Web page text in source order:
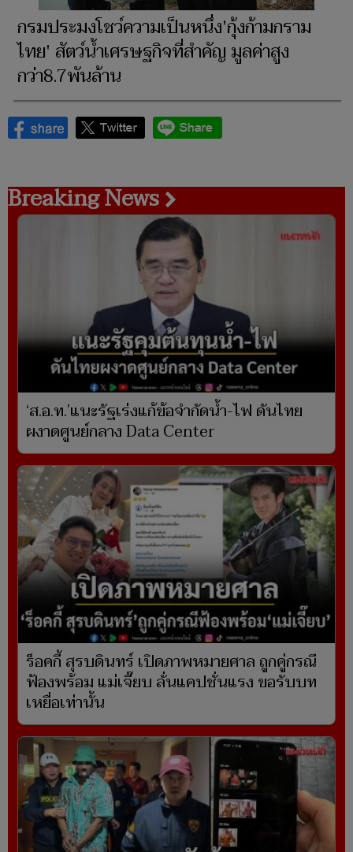
กรมประมงโชว์ความเป็นหนึ่ง'กุ้งก้ามกราม
ไทย' สัตว์น้ำเศรษฐกิจที่สำคัญ มูลค่าสูง
กว่า8.7พันล้าน
Breaking News
‘ส.อ.ท.’แนะรัฐเร่งแก้ข้อจำกัดน้ำ-ไฟ ดันไทย
ผงาดศูนย์กลาง Data Center
ร็อคกี้ สุรบดินทร์ เปิดภาพหมายศาล ถูกคู่กรณี
ฟ้องพร้อม แม่เจี๊ยบ ลั่นแคปชั่นแรง ขอรับบท
เหยื่อเท่านั้น